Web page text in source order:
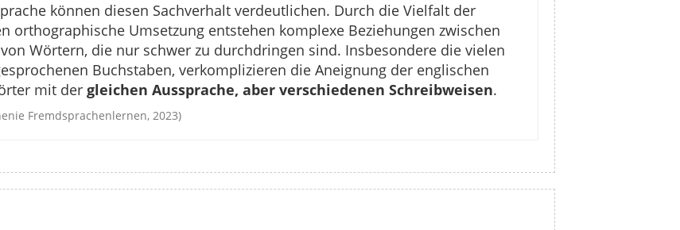
können diesen Sachverhalt verdeutlichen. Durch die Vielfalt der
orthographische Umsetzung entstehen komplexe Beziehungen zwischen
Wörtern, die nur schwer zu durchdringen sind. Insbesondere die vielen
Buchstaben, verkomplizieren die Aneignung der englischen
mit der gleichen Aussprache, aber verschiedenen Schreibweisen.
Fremdsprachenlernen, 2023)